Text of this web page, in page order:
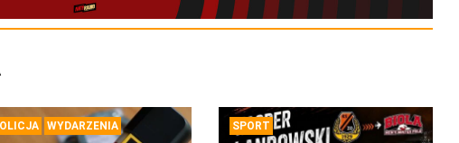
WYDARZENIA SPORT